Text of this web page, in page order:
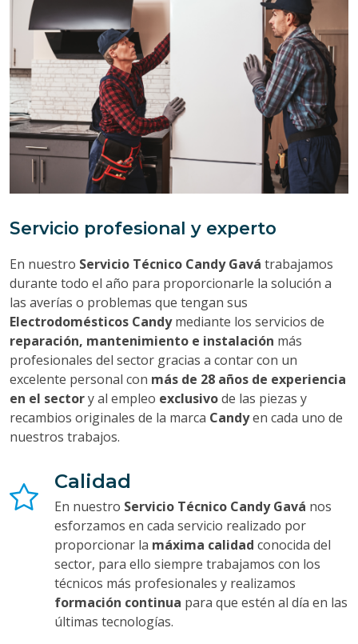
Servicio profesional y experto
En nuestro Servicio Técnico Candy Gavá trabajamos
durante todo el año para proporcionarle la solución a
las averías o problemas que tengan sus
Electrodomésticos Candymediante los servicios de
reparación, mantenimiento e instalación más
profesionales del sector gracias a contar con un
excelente personal con más de 28 años de experiencia
en el sectory al empleo exclusivode las piezas y
recambios originales de la marca Candyen cada uno de
nuestros trabajos.
Calidad
En nuestro Servicio Técnico Candy Gavá nos
esforzamos en cada servicio realizado por
proporcionar la máxima calidad conocida del
sector, para ello siempre trabajamos con los
técnicos más profesionales y realizamos
formación continua para que estén al día en las
últimas tecnologías.